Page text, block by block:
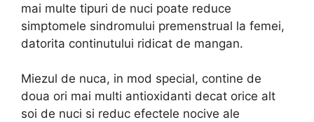
mai multe tipuri de nuci poate reduce
simptomele sindromului premenstrual la femei,
datorita continutului ridicat de mangan.
Miezul de nuca, in mod special, contine de
doua ori mai multi antioxidanti decat orice alt
soi de nuci si reduc efectele nocive ale